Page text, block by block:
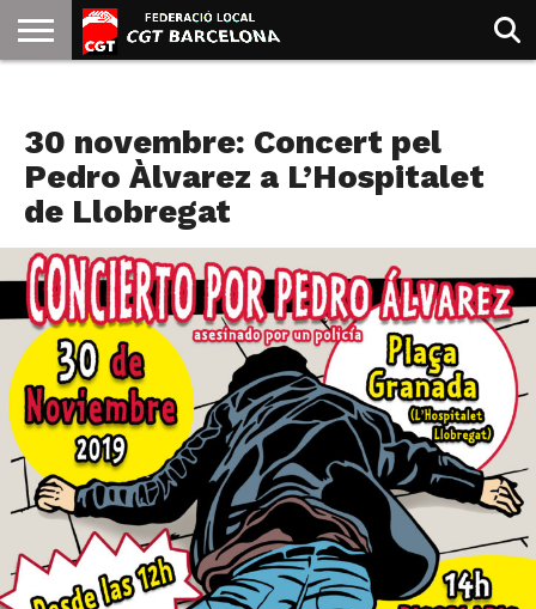
GOLDMAN
30 novembre: Concert pel
Pedro Àlvarez a L’Hospitalet
de Llobregat